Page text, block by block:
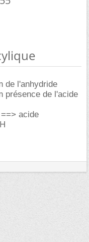
de l'anhydride
présence de l'acide
acide